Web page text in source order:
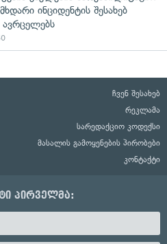
ინციდენტის შესახებ
ავრცელებს
ჩვენ შესახებ
რეკლამა
სარედაქციო კოდექსი
მასალის გამოყენების პირობები
კონტაქტი
პირველმა: